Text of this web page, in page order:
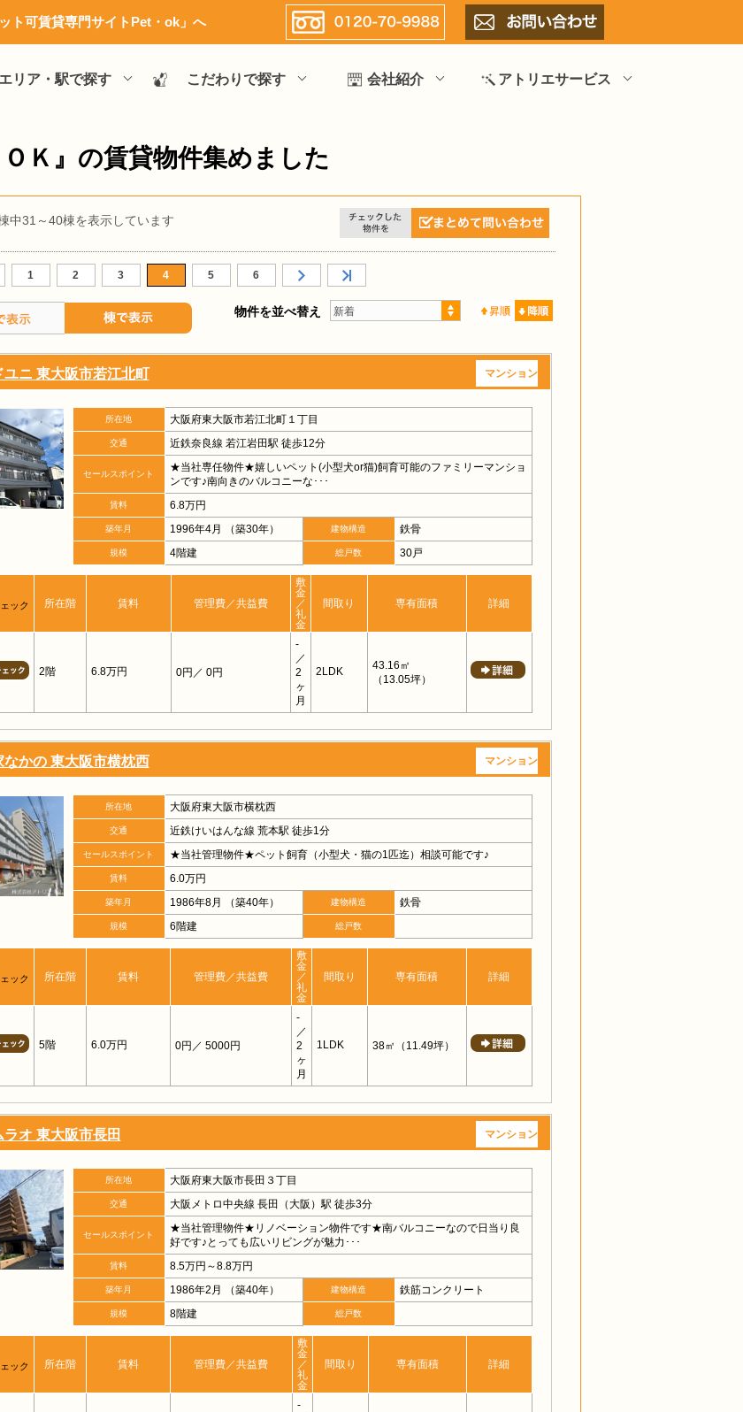
ト可賃貸専門サイトPet・ok」へ
エリア・駅で探す こだわりで探す 会社紹介 アトリエサービス
Ｋ』の賃貸物件集めました
中31～40棟を表示しています
1 2 3 4 5 6
物件を並べ替え 新着
ユニ 東大阪市若江北町 マンション
所在地 大阪府東大阪市若江北町１丁目
交通 近鉄奈良線 若江岩田駅 徒歩12分
セールスポイント
★当社専任物件★嬉しいペット(小型犬or猫)飼育可能のファミリーマンショ
ンです♪南向きのバルコニーな･･･
賃料 6.8万円
築年月 1996年4月 （築30年） 建物構造 鉄骨
規模 4階建 総戸数 30戸
ック 所在階 賃料 管理費／共益費
敷
金
／
礼
金
間取り 専有面積 詳細
2階 6.8万円 0円 ／ 0円
-
／
2
ヶ
月
2LDK
43.16㎡
（13.05坪）
なかの 東大阪市横枕西 マンション
所在地 大阪府東大阪市横枕西
交通 近鉄けいはんな線 荒本駅 徒歩1分
セールスポイント ★当社管理物件★ペット飼育（小型犬・猫の1匹迄）相談可能です♪
賃料 6.0万円
築年月 1986年8月 （築40年） 建物構造 鉄骨
規模 6階建 総戸数
ック 所在階 賃料 管理費／共益費
敷
金
／
礼
金
間取り 専有面積 詳細
5階 6.0万円 0円 ／ 5000円
-
／
2
ヶ
月
1LDK 38㎡ （11.49坪）
ラオ 東大阪市長田 マンション
所在地 大阪府東大阪市長田３丁目
交通 大阪メトロ中央線 長田（大阪）駅 徒歩3分
セールスポイント
★当社管理物件★リノベーション物件です★南バルコニーなので日当り良
好です♪とっても広いリビングが魅力･･･
賃料 8.5万円～8.8万円
築年月 1986年2月 （築40年） 建物構造 鉄筋コンクリート
規模 8階建 総戸数
ック 所在階 賃料 管理費／共益費
敷
金
／
礼
金
間取り 専有面積 詳細
-